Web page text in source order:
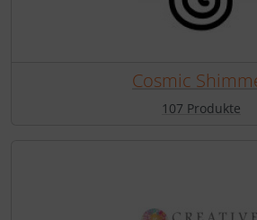
Cosmic
107 Produkte